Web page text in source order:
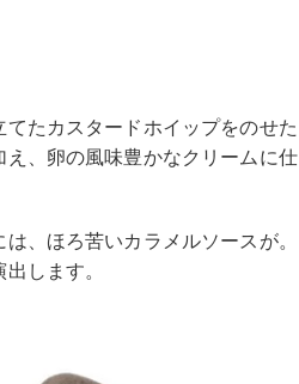
たカスタードホイップをのせた
、卵の風味豊かなクリームに仕
、ほろ苦いカラメルソースが。
します。